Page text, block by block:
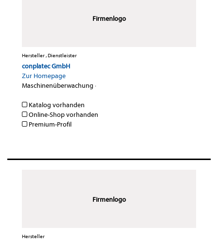
Firmenlogo
Hersteller , Dienstleister
conplatec GmbH
Zur Homepage
Maschinenüberwachung ·
Katalog vorhanden
Online-Shop vorhanden
Premium-Profil
Firmenlogo
Hersteller